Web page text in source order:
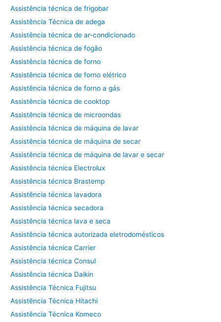
Assistência técnica de frigobar
Assistência Técnica de adega
Assistência técnica de ar-condicionado
Assistência técnica de fogão
Assistência técnica de forno
Assistência técnica de forno elétrico
Assistência técnica de forno a gás
Assistência técnica de cooktop
Assistência técnica de microondas
Assistência técnica de máquina de lavar
Assistência técnica de máquina de secar
Assistência técnica de máquina de lavar e secar
Assistência técnica Electrolux
Assistência técnica Brastemp
Assistência técnica lavadora
Assistência técnica secadora
Assistência técnica lava e seca
Assistência técnica autorizada eletrodomésticos
Assistência técnica Carrier
Assistência técnica Consul
Assistência técnica Daikin
Assistência Técnica Fujitsu
Assistência Técnica Hitachi
Assistência Técnica Komeco